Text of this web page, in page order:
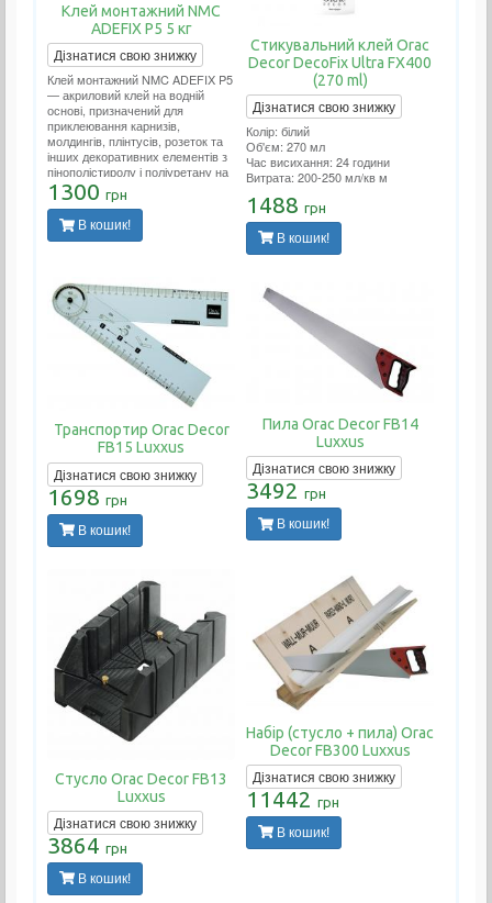
Клей монтажний NMC
ADEFIX P5 5 кг
Дізнатися свою знижку
Клей монтажний NMC ADEFIX P5
— акриловий клей на водній
основі, призначений для
приклеювання карнизів,
молдингів, плінтусів, розеток та
інших декоративних елементів з
пінополістиролу і поліуретану на
ДВП, ДСП, гіпсокартон,
гіпсоволокно, штукатурку, бетон
та інші поверхні.
1300 грн
В кошик!
Стикувальний клей Orac
Decor DecoFix Ultra FX400
(270 ml)
Дізнатися свою знижку
Колір: білий
Об'єм: 270 мл
Час висихання: 24 години
Витрата: 200-250 мл/кв м
1488 грн
В кошик!
Транспортир Orac Decor
FB15 Luxxus
Дізнатися свою знижку
1698 грн
В кошик!
Пила Orac Decor FB14
Luxxus
Дізнатися свою знижку
3492 грн
В кошик!
Стусло Orac Decor FB13
Luxxus
Дізнатися свою знижку
3864 грн
В кошик!
Набір (стусло + пила) Orac
Decor FB300 Luxxus
Дізнатися свою знижку
11442 грн
В кошик!